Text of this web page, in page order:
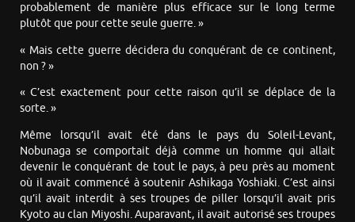
probablement de manière plus efficace sur le long terme
plutôt que pour cette seule guerre. »
« Mais cette guerre décidera du conquérant de ce continent,
non ? »
« C’est exactement pour cette raison qu’il se déplace de la
sorte. »
Même lorsqu’il avait été dans le pays du Soleil-Levant,
Nobunaga se comportait déjà comme un homme qui allait
devenir le conquérant de tout le pays, à peu près au moment
où il avait commencé à soutenir Ashikaga Yoshiaki. C’est ainsi
qu’il avait interdit à ses troupes de piller lorsqu’il avait pris
Kyoto au clan Miyoshi. Auparavant, il avait autorisé ses troupes